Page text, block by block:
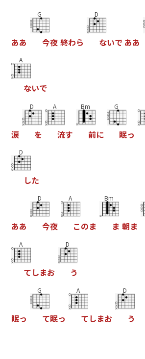
ああ
G
今夜 終わら
D
ないで ああ
A
ないで
涙
D
を
A
流す
Bm
前に
G
眠っ
D
した
ああ
D
今夜
A
このま
Bm
ま 朝ま
A
てしまお
D
う
眠っ
G
て眠っ
A
てしまお
D
う